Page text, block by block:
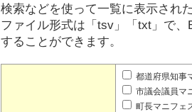
検索などを使って一覧に表示され
ファイル形式は「tsv」「txt」で
することができます。
都道府県知事
市議会議員マ
町長マニフェ